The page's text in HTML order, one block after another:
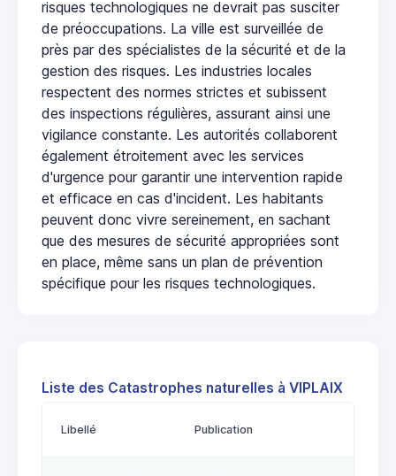
risques technologiques ne devrait pas susciter
de préoccupations. La ville est surveillée de
près par des spécialistes de la sécurité et de la
gestion des risques. Les industries locales
respectent des normes strictes et subissent
des inspections régulières, assurant ainsi une
vigilance constante. Les autorités collaborent
également étroitement avec les services
d'urgence pour garantir une intervention rapide
et efficace en cas d'incident. Les habitants
peuvent donc vivre sereinement, en sachant
que des mesures de sécurité appropriées sont
en place, même sans un plan de prévention
spécifique pour les risques technologiques.
Liste des Catastrophes naturelles à VIPLAIX
Libellé Publication